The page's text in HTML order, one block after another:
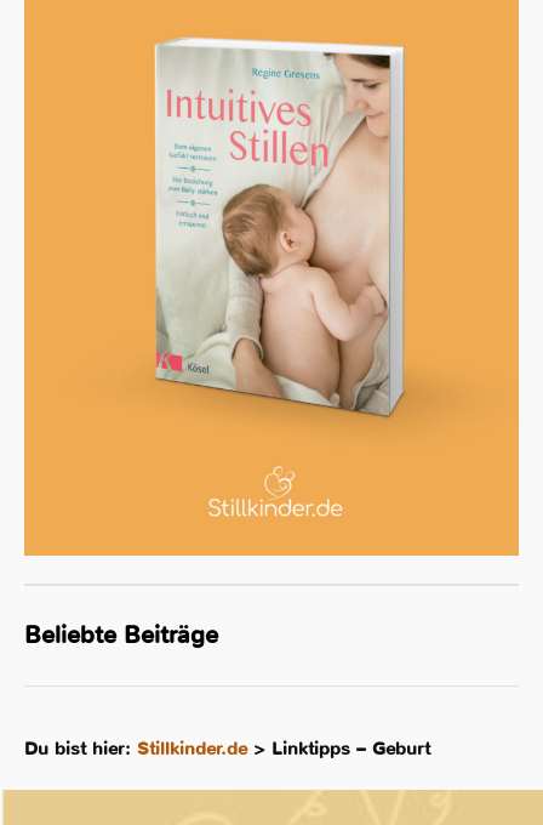
Beliebte Beiträge
Du bist hier: Stillkinder.de> Linktipps – Geburt